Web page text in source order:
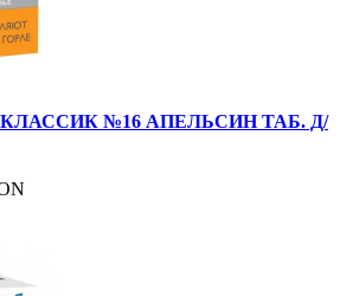
№16 АПЕЛЬСИН ТАБ. Д/